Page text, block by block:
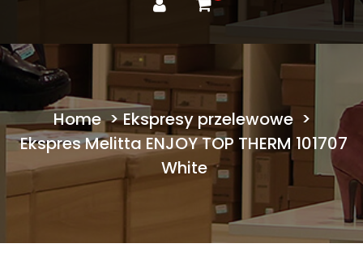
Home>Ekspresy przelewowe>
Ekspres Melitta ENJOY TOP THERM 101707
White